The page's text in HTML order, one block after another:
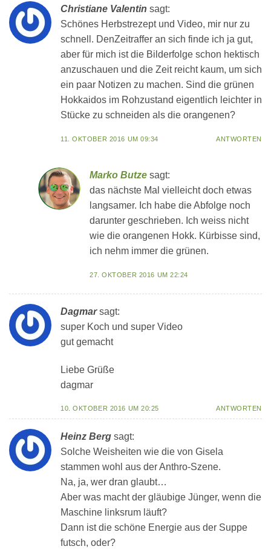
Christiane Valentin sagt:
Schönes Herbstrezept und Video, mir nur zu
schnell. DenZeitraffer an sich finde ich ja gut,
aber für mich ist die Bilderfolge schon hektisch
anzuschauen und die Zeit reicht kaum, um sich
ein paar Notizen zu machen. Sind die grünen
Hokkaidos im Rohzustand eigentlich leichter in
Stücke zu schneiden als die orangenen?
11. OKTOBER 2016 UM 09:34 ANTWORTEN
Marko Butze sagt:
das nächste Mal vielleicht doch etwas
langsamer. Ich habe die Abfolge noch
darunter geschrieben. Ich weiss nicht
wie die orangenen Hokk. Kürbisse sind,
ich nehm immer die grünen.
27. OKTOBER 2016 UM 22:24
Dagmar sagt:
super Koch und super Video
gut gemacht
Liebe Grüße
dagmar
10. OKTOBER 2016 UM 20:25 ANTWORTEN
Heinz Berg sagt:
Solche Weisheiten wie die von Gisela
stammen wohl aus der Anthro-Szene.
Na, ja, wer dran glaubt…
Aber was macht der gläubige Jünger, wenn die
Maschine linksrum läuft?
Dann ist die schöne Energie aus der Suppe
futsch, oder?